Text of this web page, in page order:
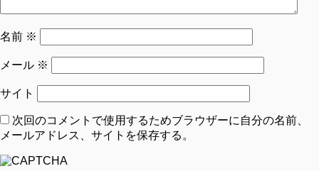
名前 ※
メール ※
サイト
次回のコメントで使用するためブラウザーに自分の名前、
メールアドレス、サイトを保存する。